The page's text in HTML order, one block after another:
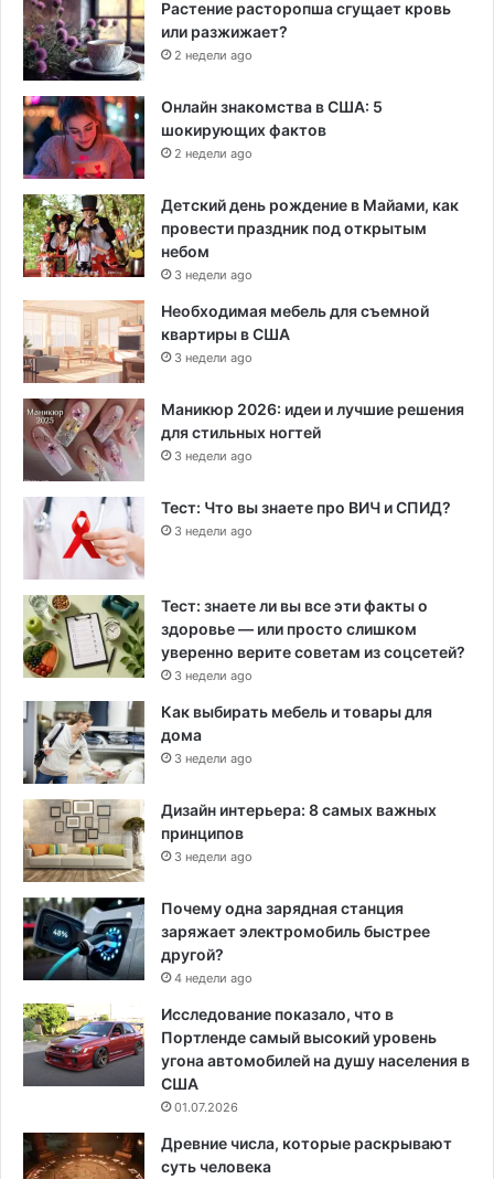
Растение расторопша сгущает кровь
или разжижает?
2 недели ago
Онлайн знакомства в США: 5
шокирующих фактов
2 недели ago
Детский день рождение в Майами, как
провести праздник под открытым
небом
3 недели ago
Необходимая мебель для съемной
квартиры в США
3 недели ago
Маникюр 2026: идеи и лучшие решения
для стильных ногтей
3 недели ago
Тест: Что вы знаете про ВИЧ и СПИД?
3 недели ago
Тест: знаете ли вы все эти факты о
здоровье — или просто слишком
уверенно верите советам из соцсетей?
3 недели ago
Как выбирать мебель и товары для
дома
3 недели ago
Дизайн интерьера: 8 самых важных
принципов
3 недели ago
Почему одна зарядная станция
заряжает электромобиль быстрее
другой?
4 недели ago
Исследование показало, что в
Портленде самый высокий уровень
угона автомобилей на душу населения в
США
01.07.2026
Древние числа, которые раскрывают
суть человека